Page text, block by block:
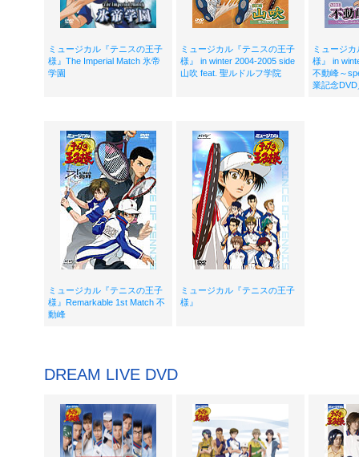
ミュージカル『テニスの王子
様』The Imperial Match 氷帝
学園
ミュージカル『テニスの王子
様』 in winter 2004-2005 side
山吹 feat. 聖ルドルフ学院
ミュージ
様』 in
不動峰～
業記念
ミュージカル『テニスの王子
様』Remarkable 1st Match 不
動峰
ミュージカル『テニスの王子
様』
DREAM LIVE DVD